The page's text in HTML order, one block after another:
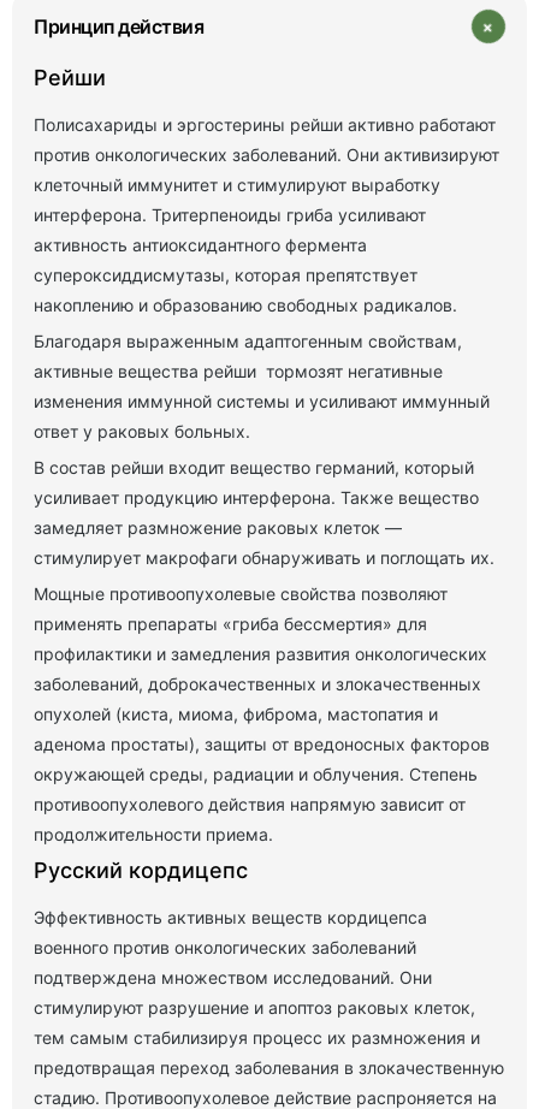
Принцип действия +
Рейши
Полисахариды и эргостерины рейши активно работают
против онкологических заболеваний. Они активизируют
клеточный иммунитет и стимулируют выработку
интерферона. Тритерпеноиды гриба усиливают
активность антиоксидантного фермента
супероксиддисмутазы, которая препятствует
накоплению и образованию свободных радикалов.
Благодаря выраженным адаптогенным свойствам,
активные вещества рейши тормозят негативные
изменения иммунной системы и усиливают иммунный
ответ у раковых больных.
В состав рейши входит вещество германий, который
усиливает продукцию интерферона. Также вещество
замедляет размножение раковых клеток —
стимулирует макрофаги обнаруживать и поглощать их.
Мощные противоопухолевые свойства позволяют
применять препараты «гриба бессмертия» для
профилактики и замедления развития онкологических
заболеваний, доброкачественных и злокачественных
опухолей (киста, миома, фиброма, мастопатия и
аденома простаты), защиты от вредоносных факторов
окружающей среды, радиации и облучения. Степень
противоопухолевого действия напрямую зависит от
продолжительности приема.
Русский кордицепс
Эффективность активных веществ кордицепса
военного против онкологических заболеваний
подтверждена множеством исследований. Они
стимулируют разрушение и апоптоз раковых клеток,
тем самым стабилизируя процесс их размножения и
предотвращая переход заболевания в злокачественную
стадию. Противоопухолевое действие распроняется на